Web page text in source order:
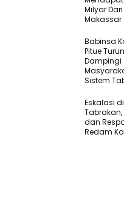
Milyar
Makassar
Babinsa
Pitue
Dampingi
Sistem
Eskalasi
dan
Redam